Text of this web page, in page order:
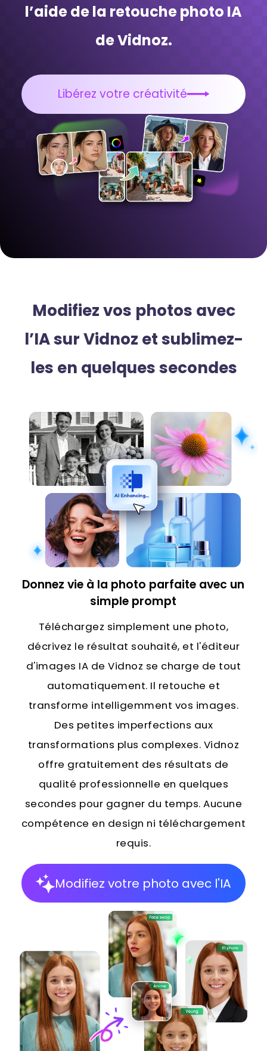
l’aide de la retouche photo IA
de Vidnoz.
Libérez votre créativité
Modifiez vos photos avec
l’IA sur Vidnoz et sublimez-
les en quelques secondes
Donnez vie à la photo parfaite avec un
simple prompt
Téléchargez simplement une photo,
décrivez le résultat souhaité, et l'éditeur
d'images IA de Vidnoz se charge de tout
automatiquement. Il retouche et
transforme intelligemment vos images.
Des petites imperfections aux
transformations plus complexes. Vidnoz
offre gratuitement des résultats de
qualité professionnelle en quelques
secondes pour gagner du temps. Aucune
compétence en design ni téléchargement
requis.
Modifiez votre photo avec l'IA